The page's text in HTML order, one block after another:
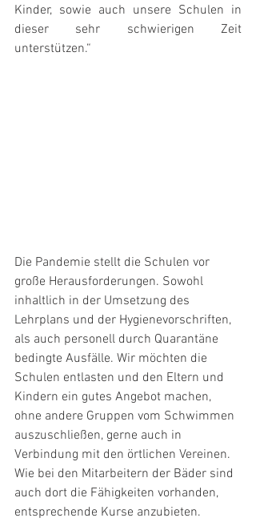
Kinder, sowie auch unsere Schulen in
dieser sehr schwierigen Zeit
unterstützen.“
Die Pandemie stellt die Schulen vor
große Herausforderungen. Sowohl
inhaltlich in der Umsetzung des
Lehrplans und der Hygienevorschriften,
als auch personell durch Quarantäne
bedingte Ausfälle. Wir möchten die
Schulen entlasten und den Eltern und
Kindern ein gutes Angebot machen,
ohne andere Gruppen vom Schwimmen
auszuschließen, gerne auch in
Verbindung mit den örtlichen Vereinen.
Wie bei den Mitarbeitern der Bäder sind
auch dort die Fähigkeiten vorhanden,
entsprechende Kurse anzubieten.